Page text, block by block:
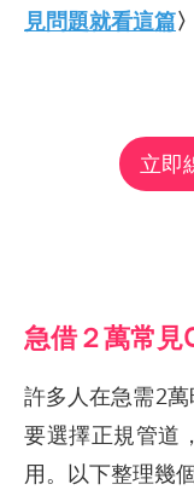
見問題就看這篇〉
立即
急借２萬常見
許多人在急需2
要選擇正規管道
用。以下整理幾